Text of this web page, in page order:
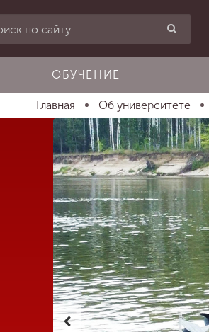
ОБУЧЕНИЕ
Главная Об университете